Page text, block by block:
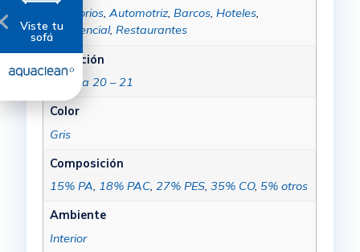
Auditorios, Automotriz, Barcos, Hoteles,
Residencial, Restaurantes
Colección
Rustika 20 – 21
Color
Gris
Composición
15% PA, 18% PAC, 27% PES, 35% CO, 5% otros
Ambiente
Interior
Viste tu
sofá